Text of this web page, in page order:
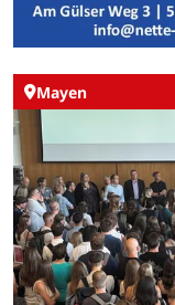
Mayen